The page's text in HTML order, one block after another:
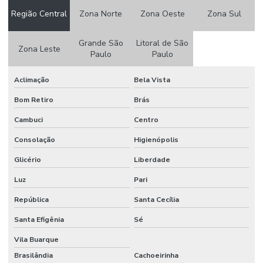
Papel camurça valor
Papel crepom
Papel crepom atacado
Papel crepom bem casado
Papel crepom branco atacado
Papel crepom impermeável
Papel crepom parafinado
Papel crepom parafinado preço
Região Central Zona Norte Zona Oeste Zona Sul
Zona Leste
Grande São
Paulo
Litoral de São
Paulo
Aclimação Bela Vista
Bom Retiro Brás
Cambuci Centro
Consolação Higienópolis
Glicério Liberdade
Luz Pari
República Santa Cecília
Santa Efigênia Sé
Vila Buarque
Brasilândia
Cachoeirinha